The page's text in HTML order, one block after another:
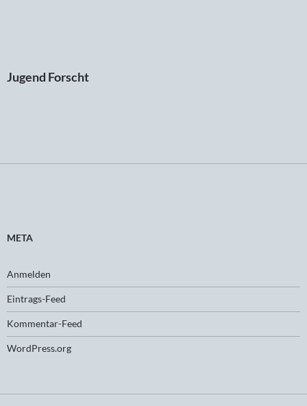
Jugend Forscht
META
Anmelden
Eintrags-Feed
Kommentar-Feed
WordPress.org